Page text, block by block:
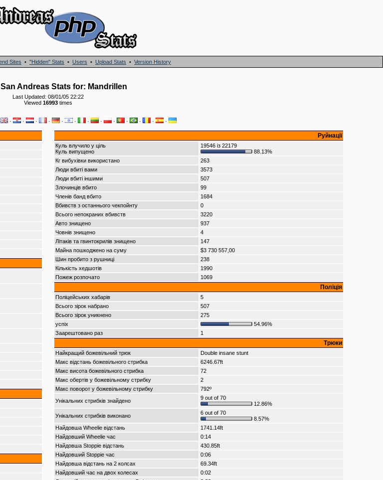
Sites • "Hidden" Stats • Users • Upload Stats • Version History
Andreas Stats for: Mandrillen
Last Updated: 08/01/05 22:22
Viewed 16993times
· · · · · · · · · · · · ·
Руйнації
Куль влучило у ціль
Куль випущено
19546 із 22179
88.13%
Кг вибухівки використано
263
Люди вбиті вами
3573
Люди вбиті іншими
507
Злочинців вбито
99
Членів банд вбито
1684
Вбивств з останнього чекпойнту
0
Всього непокраних вбивств
3220
Авто знищено
937
Човнів знищено
4
Літаків та гвинтокрилів знищено
147
Майна пошкоджено на суму
$3 730 557,00
Шин пробито з рушниці
238
Кількість хедшотів
1990
Пожеж розпочато
1069
Поліція
Поліцейських хабарів
5
Всього зірок набрано
507
Всього зірок уникнено
275
успіх
54.96%
Заарештовано раз
1
Трюки
Найкращий божевільний трюк
Double insane stunt
Макс відстань божевільного стрибка
6246.67ft
Макс висота божевільного стрибка
72
Макс обертів у божевільному стрибку
2
Макс поворот у божевільному стрибку
792º
Унікальних стрибків знайдено
9 out of 70
12.86%
Унікальних стрибків виконано
6 out of 70
8.57%
Найдовша Wheelie відстань
1741.14ft
Найдовший Wheelie час
0:14
Найдовша Stoppie відстань
430.85ft
Найдовший Stoppie час
0:06
Найдовша відстань на 2 колсах
69.34ft
Найдовший час на двох колесах
0:02